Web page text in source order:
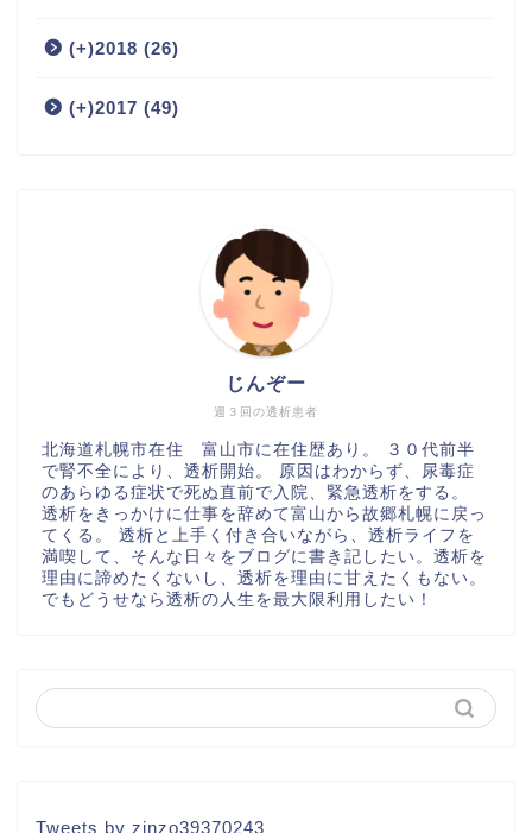
(+)2018 (26)
(+)2017 (49)
週３回の透析患者
じんぞー
北海道札幌市在住 富山市に在住歴あり。 ３０代前半
で腎不全により、透析開始。 原因はわからず、尿毒症
のあらゆる症状で死ぬ直前で入院、緊急透析をする。
透析をきっかけに仕事を辞めて富山から故郷札幌に戻っ
てくる。 透析と上手く付き合いながら、透析ライフを
満喫して、そんな日々をブログに書き記したい。透析を
理由に諦めたくないし、透析を理由に甘えたくもない。
でもどうせなら透析の人生を最大限利用したい！
Tweets by zinzo39370243